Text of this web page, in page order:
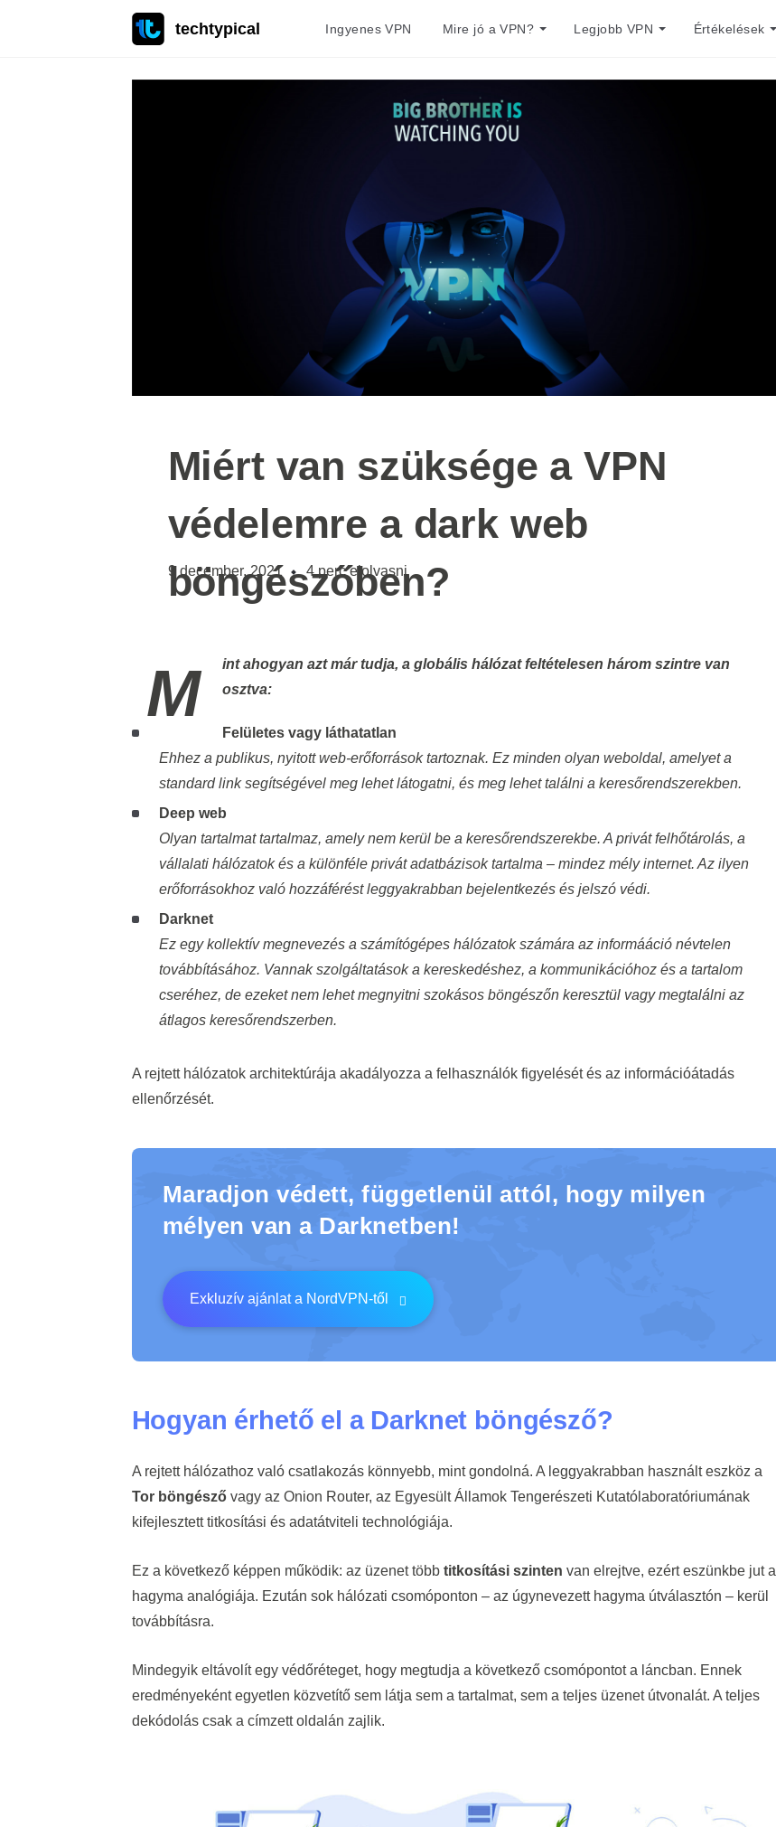
techtypical Ingyenes VPN Mire jó a VPN? Legjobb VPN Értékelések
Miért van szüksége a VPN
védelemre a dark web
böngészőben?
9 december, 2021 4 perc elolvasni
Mint ahogyan azt már tudja, a globális hálózat feltételesen három szintre van osztva:
Felületes vagy láthatatlan
Ehhez a publikus, nyitott web-erőforrások tartoznak. Ez minden olyan weboldal, amelyet a
standard link segítségével meg lehet látogatni, és meg lehet találni a keresőrendszerekben.
Deep web
Olyan tartalmat tartalmaz, amely nem kerül be a keresőrendszerekbe. A privát felhőtárolás, a
vállalati hálózatok és a különféle privát adatbázisok tartalma – mindez mély internet. Az ilyen
erőforrásokhoz való hozzáférést leggyakrabban bejelentkezés és jelszó védi.
Darknet
Ez egy kollektív megnevezés a számítógépes hálózatok számára az informááció névtelen
továbbításához. Vannak szolgáltatások a kereskedéshez, a kommunikációhoz és a tartalom
cseréhez, de ezeket nem lehet megnyitni szokásos böngészőn keresztül vagy megtalálni az
átlagos keresőrendszerben.
A rejtett hálózatok architektúrája akadályozza a felhasználók figyelését és az információátadás
ellenőrzését.
Maradjon védett, függetlenül attól, hogy milyen
mélyen van a Darknetben!
Exkluzív ajánlat a NordVPN-től
Hogyan érhető el a Darknet böngésző?
A rejtett hálózathoz való csatlakozás könnyebb, mint gondolná. A leggyakrabban használt eszköz a
Tor böngészővagy az Onion Router, az Egyesült Államok Tengerészeti Kutatólaboratóriumának
kifejlesztett titkosítási és adatátviteli technológiája.
Ez a következő képpen működik: az üzenet több titkosítási szinten van elrejtve, ezért eszünkbe jut a
hagyma analógiája. Ezután sok hálózati csomóponton – az úgynevezett hagyma útválasztón – kerül
továbbításra.
Mindegyik eltávolít egy védőréteget, hogy megtudja a következő csomópontot a láncban. Ennek
eredményeként egyetlen közvetítő sem látja sem a tartalmat, sem a teljes üzenet útvonalát. A teljes
dekódolás csak a címzett oldalán zajlik.